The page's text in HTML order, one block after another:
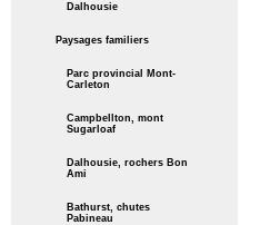
Dalhousie
Paysages familiers
Parc provincial Mont-
Carleton
Campbellton, mont
Sugarloaf
Dalhousie, rochers Bon
Ami
Bathurst, chutes
Pabineau